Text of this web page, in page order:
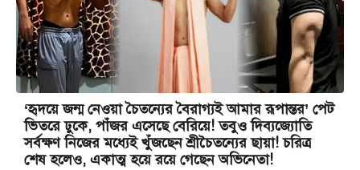
‘হৃদয়ে জন্ম নেওয়া চৈতন্যের বৈরাগ্যই আমার রূপান্তর’ পেট
ভিতরে ঢুকে, পাঁজর এসেছে বেরিয়ে! তবুও দিব্যজ্যোতি
সর্বক্ষণ নিজের মধ্যেই খুঁজছেন শ্রীচৈতন্যের ছায়া! চরিত্র
শেষ হলেও, একাত্ম হয়ে রয়ে গেছেন অভিনেতা!